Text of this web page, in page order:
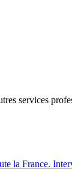
services
la France.